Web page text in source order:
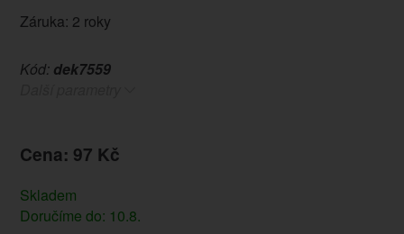
Záruka: 2 roky
Kód: dek7559
Cena: 97 Kč
Skladem
Doručíme do: 10.8.